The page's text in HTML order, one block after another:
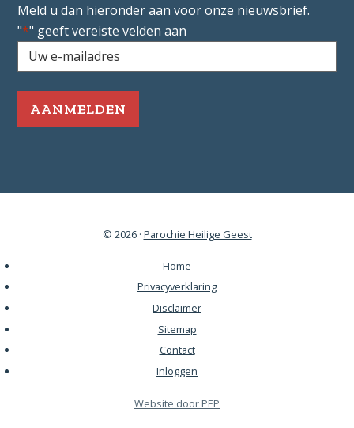
Meld u dan hieronder aan voor onze nieuwsbrief.
"*" geeft vereiste velden aan
Uw
e-
mailadres
Vereist
© 2026 · Parochie Heilige Geest
Home
Privacyverklaring
Disclaimer
Sitemap
Contact
Inloggen
Website door PEP